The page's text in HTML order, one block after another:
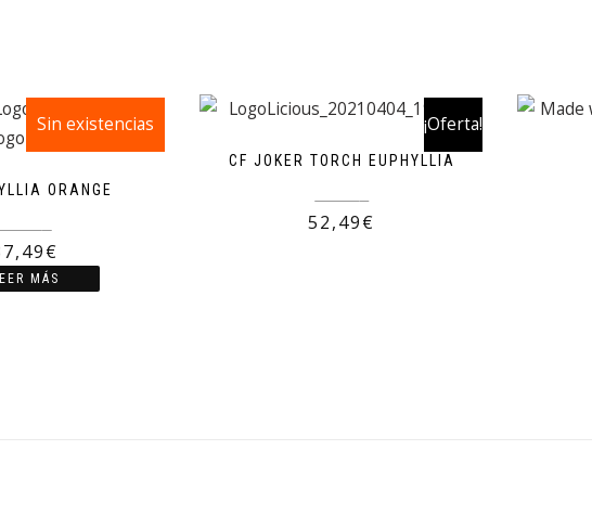
ORANGE
¡Oferta!
€
€
Sin existencias
MÁS
CF JOKER TORCH EUPHYLLIA
¡Oferta!
69,99€
52,49€